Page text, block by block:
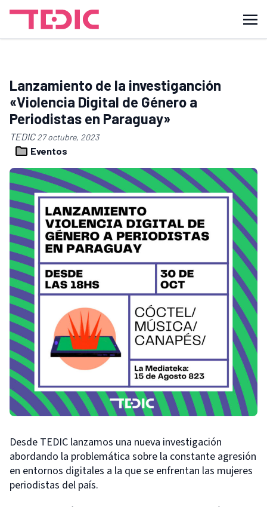
Lanzamiento de la investiganción
«Violencia Digital de Género a
Periodistas en Paraguay»
TEDIC27 octubre, 2023
Eventos
Desde TEDIC lanzamos una nueva investigación
abordando la problemática sobre la constante agresión
en entornos digitales a la que se enfrentan las mujeres
periodistas del país.